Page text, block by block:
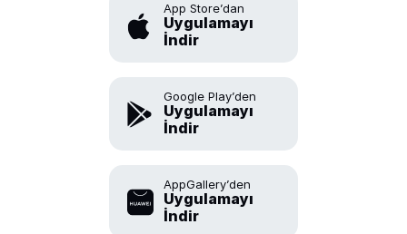
App Store’dan
Uygulamayı
İndir
Google Play’den
Uygulamayı
İndir
AppGallery’den
Uygulamayı
İndir